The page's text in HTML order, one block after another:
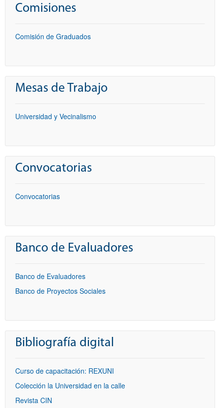
Comisiones
Comisión de Graduados
Mesas de Trabajo
Universidad y Vecinalismo
Convocatorias
Convocatorias
Banco de Evaluadores
Banco de Evaluadores
Banco de Proyectos Sociales
Bibliografía digital
Curso de capacitación: REXUNI
Colección la Universidad en la calle
Revista CIN